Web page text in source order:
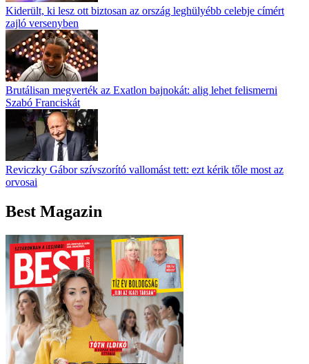
Kiderült, ki lesz ott biztosan az ország leghülyébb celebje címért
zajló versenyben
Brutálisan megverték az Exatlon bajnokát: alig lehet felismerni
Szabó Franciskát
Reviczky Gábor szívszorító vallomást tett: ezt kérik tőle most az
orvosai
Best Magazin